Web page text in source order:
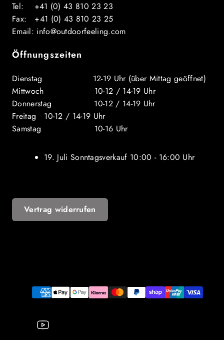
Tel: +41 (0) 43 810 23 23
Fax: +41 (0) 43 810 23 25
Email: info@outdoorfeeling.com
Öffnungszeiten
Dienstag 12-19 Uhr (über Mittag geöffnet)
Mittwoch 10-12 / 14-19 Uhr
Donnerstag 10-12 / 14-19 Uhr
Freitag 10-12 / 14-19 Uhr
Samstag 10-16 Uhr
19. Juli Sonntagsverkauf 10:00 - 16:00 Uhr
Vertrag widerrufen
Zahlungsarten
YouTube